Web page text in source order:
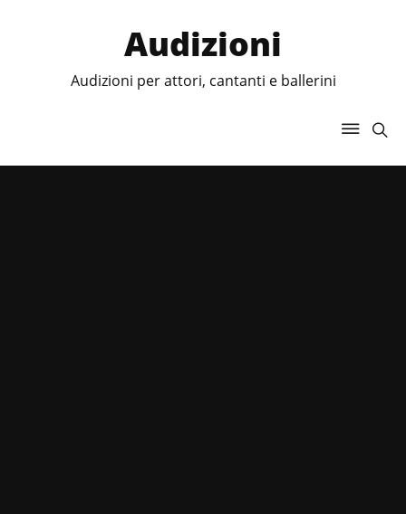
Audizioni
Audizioni per attori, cantanti e ballerini